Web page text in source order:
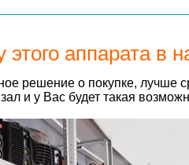
этого аппарата в
решение о покупке, лучше
и у Вас будет такая